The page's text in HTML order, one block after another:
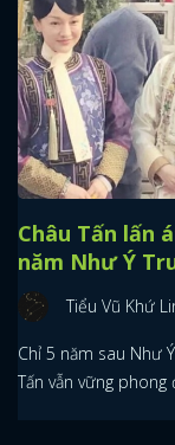
Châu Tấn lấn
năm Như Ý
Tiểu Vũ Khứ
Chỉ 5 năm sau Như
Tấn vẫn vững